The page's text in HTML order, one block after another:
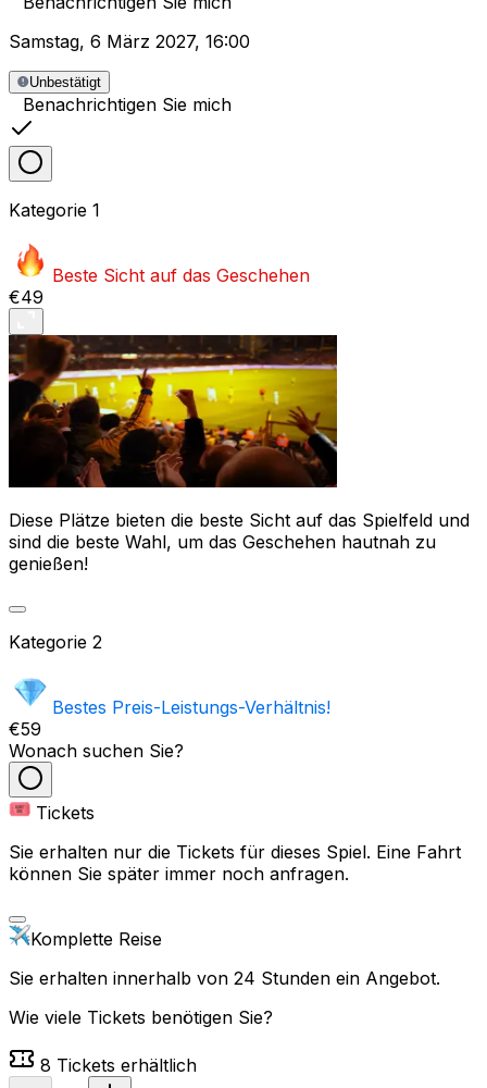
Samstag, 6 März 2027, 16:00
Unbestätigt
Benachrichtigen Sie mich
Kategorie 1
Beste Sicht auf das Geschehen
€49
Diese Plätze bieten die beste Sicht auf das Spielfeld und
sind die beste Wahl, um das Geschehen hautnah zu
genießen!
Kategorie 2
Bestes Preis-Leistungs-Verhältnis!
€59
Wonach suchen Sie?
Tickets
Sie erhalten nur die Tickets für dieses Spiel. Eine Fahrt
können Sie später immer noch anfragen.
Komplette Reise
Sie erhalten innerhalb von 24 Stunden ein Angebot.
Wie viele Tickets benötigen Sie?
8 Tickets erhältlich